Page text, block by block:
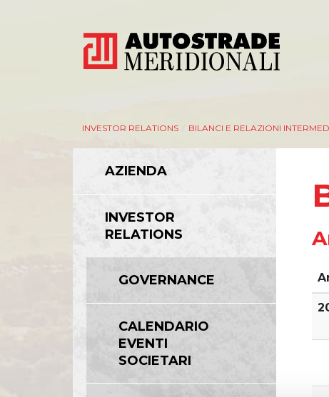
INVESTOR RELATIONS BILANCI E RELAZIONI
AZIENDA
INVESTOR
RELATIONS
GOVERNANCE
CALENDARIO
EVENTI
SOCIETARI